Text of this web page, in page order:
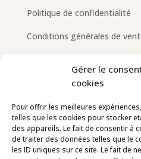
Gérer le
cookies
Pour offrir les meilleures
telles que les cookies pour stocker
des appareils. Le fait de consentir à
de traiter des données telles que le
les ID uniques sur ce site. Le fait de
Politique de confidentialité
Conditions générales de
Contactez-nous